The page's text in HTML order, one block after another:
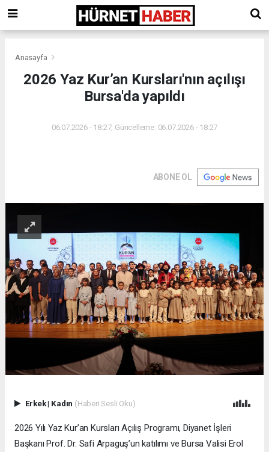
Anasayfa
2026 Yaz Kur’an Kursları'nın açılışı
Bursa'da yapıldı
06.07.2026 - 18:27, Güncelleme: 06.07.2026 - 18:27
ABONE OL
Erkek| Kadın (Haberi Sesli Oku)
2026 Yılı Yaz Kur’an Kursları Açılış Programı, Diyanet İşleri
Başkanı Prof. Dr. Safi Arpaguş’un katılımı ve Bursa Valisi Erol